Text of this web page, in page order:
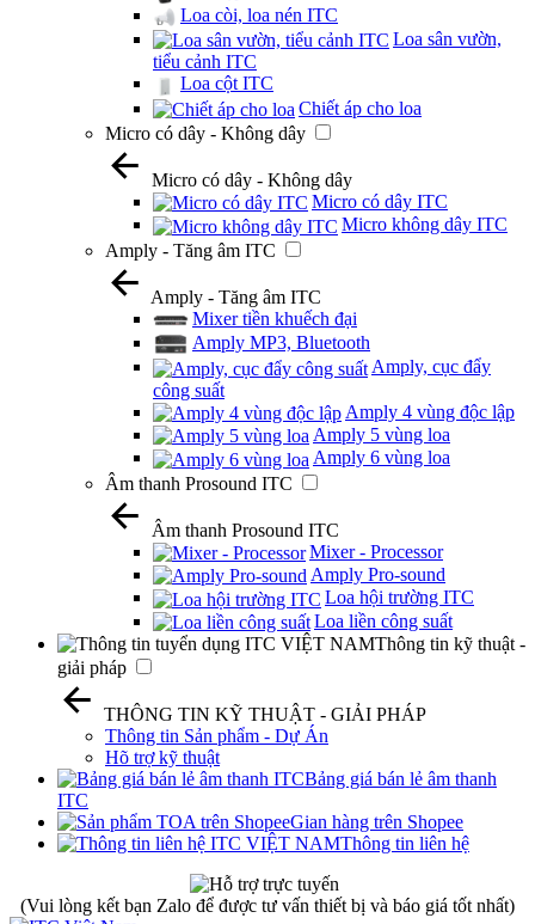
Loa còi, loa nén ITC
Loa sân vườn,
tiểu cảnh ITC
Loa cột ITC
Chiết áp cho loa
Micro có dây - Không dây
Micro có dây - Không dây
Micro có dây ITC
Micro không dây ITC
Amply - Tăng âm ITC
Amply - Tăng âm ITC
Mixer tiền khuếch đại
Amply MP3, Bluetooth
Amply, cục đẩy
công suất
Amply 4 vùng độc lập
Amply 5 vùng loa
Amply 6 vùng loa
Âm thanh Prosound ITC
Âm thanh Prosound ITC
Mixer - Processor
Amply Pro-sound
Loa hội trường ITC
Loa liền công suất
Thông tin kỹ thuật -
giải pháp
THÔNG TIN KỸ THUẬT - GIẢI PHÁP
Thông tin Sản phẩm - Dự Án
Hõ trợ kỹ thuật
Bảng giá bán lẻ âm thanh
ITC
Gian hàng trên Shopee
Thông tin liên hệ
(Vui lòng kết bạn Zalo để được tư vấn thiết bị và báo giá tốt nhất)